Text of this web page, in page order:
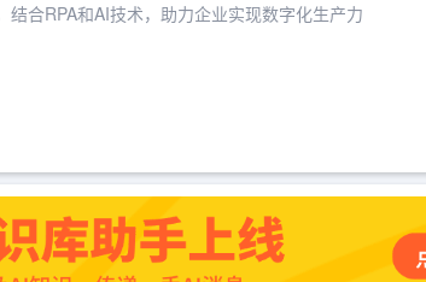
合RPA和AI技术，助力企业实现数字化生产力